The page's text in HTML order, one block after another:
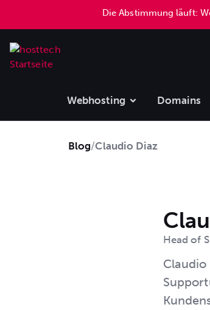
Die Abstimmung läuft:
Webhosting Domains
Blog/Claudio Diaz
Head of